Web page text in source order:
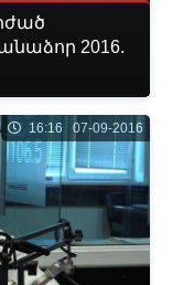
2016.
16:16 07-09-2016